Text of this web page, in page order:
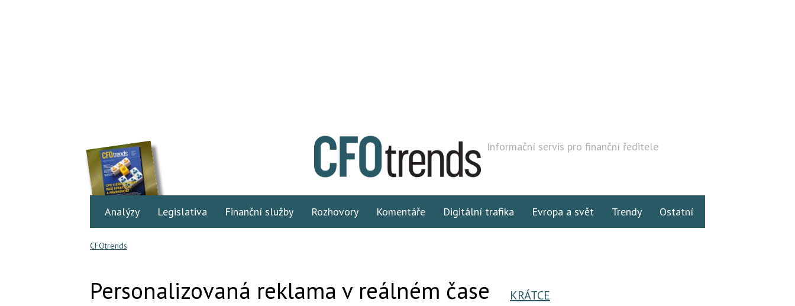
Informační servis pro finanční ředitele
Analýzy Legislativa Finanční služby Rozhovory Komentáře Digitální trafika Evropa a svět Trendy Ostatní
CFOtrends
Personalizovaná reklama v reálném čase KRÁTCE